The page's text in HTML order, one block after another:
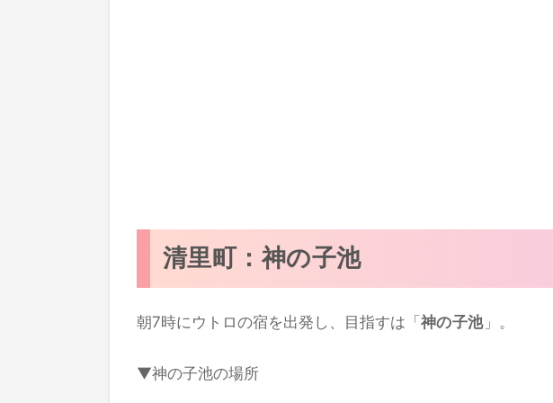
清里町：神の子池
朝7時にウトロの宿を出発し、目指すは「神の子池」。
▼神の子池の場所